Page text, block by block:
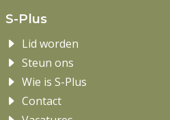
S-Plus
Lid worden
Steun ons
Wie is S-Plus
Contact